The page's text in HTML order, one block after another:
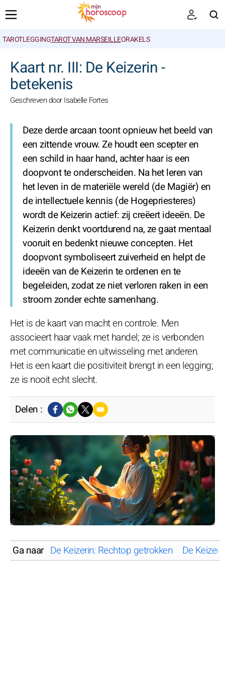
TAROTLEGGINGTAROT VAN MARSEILLEORAKELS
Kaart nr. III: De Keizerin -
betekenis
Geschreven door Isabelle Fortes
Deze derde arcaan toont opnieuw het beeld van
een zittende vrouw. Ze houdt een scepter en
een schild in haar hand, achter haar is een
doopvont te onderscheiden. Na het leren van
het leven in de materiële wereld (de Magiër) en
de intellectuele kennis (de Hogepriesteres)
wordt de Keizerin actief: zij creëert ideeën. De
Keizerin denkt voortdurend na, ze gaat mentaal
vooruit en bedenkt nieuwe concepten. Het
doopvont symboliseert zuiverheid en helpt de
ideeën van de Keizerin te ordenen en te
begeleiden, zodat ze niet verloren raken in een
stroom zonder echte samenhang.
Het is de kaart van macht en controle. Men
associeert haar vaak met handel; ze is verbonden
met communicatie en uitwisseling met anderen.
Het is een kaart die positiviteit brengt in een legging;
ze is nooit echt slecht.
Delen :
Ga naar De Keizerin: Rechtop getrokken De